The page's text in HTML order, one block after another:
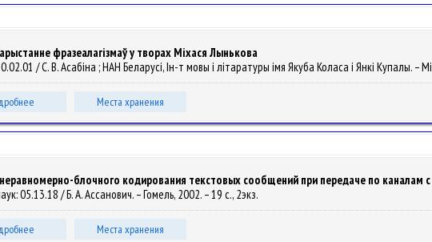
фразеалагізмаў у творах Міхася Лынькова
/ С. В. Асабіна ; НАН Беларусі, Ін-т мовы і літаратуры імя Якуба Коласа і Янкі Купалы. –
Места хранения
блочного кодирования текстовых сообщений при передаче по каналам
05.13.18 / Б. А. Ассанович. – Гомель, 2002. – 19 с., 2экз.
Места хранения